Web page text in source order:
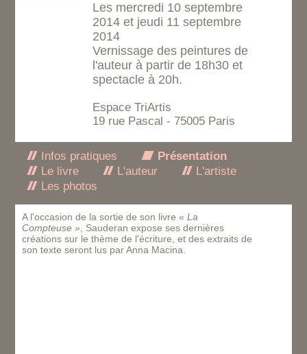
Les mercredi 10 septembre
2014 et jeudi 11 septembre
2014
Vernissage des peintures de
l'auteur à partir de 18h30 et
spectacle à 20h.
Espace TriArtis
19 rue Pascal - 75005 Paris
Infos pratiques
Présentation
Le livre
L'auteur
L'artiste
Les photos
A l'occasion de la sortie de son livre« La
Compteuse » , Sauderan expose ses dernières
créations sur le thème de l'écriture, et des extraits de
son texte seront lus par Anna Macina.